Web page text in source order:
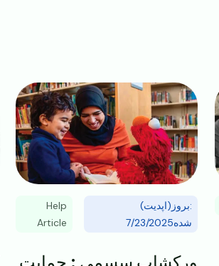
Image
:بروز(اپدیت)
شده7/23/2025
Help
Article
ورکشاپ سِسمی : حمایت